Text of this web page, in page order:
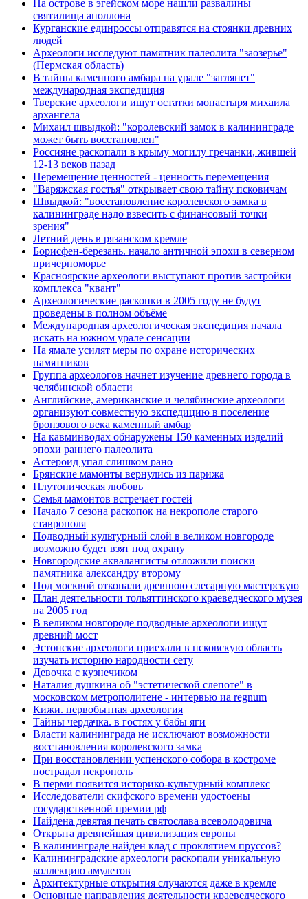
На острове в эгейском море нашли развалины
святилища аполлона
Курганские единроссы отправятся на стоянки древних
людей
Археологи исследуют памятник палеолита "заозерье"
(Пермская область)
В тайны каменного амбара на урале "заглянет"
международная экспедиция
Тверские археологи ищут остатки монастыря михаила
архангела
Михаил швыдкой: "королевский замок в калининграде
может быть восстановлен"
Россияне раскопали в крыму могилу гречанки, жившей
12-13 веков назад
Перемещение ценностей - ценность перемещения
"Варяжская гостья" открывает свою тайну псковичам
Швыдкой: "восстановление королевского замка в
калининграде надо взвесить с финансовый точки
зрения"
Летний день в рязанском кремле
Борисфен-березань. начало античной эпохи в северном
причерноморье
Красноярские археологи выступают против застройки
комплекса "квант"
Археологические раскопки в 2005 году не будут
проведены в полном объёме
Международная археологическая экспедиция начала
искать на южном урале сенсации
На ямале усилят меры по охране исторических
памятников
Группа археологов начнет изучение древнего города в
челябинской области
Английские, американские и челябинские археологи
организуют совместную экспедицию в поселение
бронзового века каменный амбар
На кавминводах обнаружены 150 каменных изделий
эпохи раннего палеолита
Астероид упал слишком рано
Брянские мамонты вернулись из парижа
Плутоническая любовь
Семья мамонтов встречает гостей
Начало 7 сезона раскопок на некрополе старого
ставрополя
Подводный культурный слой в великом новгороде
возможно будет взят под охрану
Новгородские аквалангисты отложили поиски
памятника александру второму
Под москвой откопали древнюю слесарную мастерскую
План деятельности тольяттинского краеведческого музея
на 2005 год
В великом новгороде подводные археологи ищут
древний мост
Эстонские археологи приехали в псковскую область
изучать историю народности сету
Девочка с кузнечиком
Наталия душкина об "эстетической слепоте" в
московском метрополитене - интервью иа regnum
Кижи. первобытная археология
Тайны чердачка. в гостях у бабы яги
Власти калининграда не исключают возможности
восстановления королевского замка
При восстановлении успенского собора в костроме
пострадал некрополь
В перми появится историко-культурный комплекс
Исследователи скифского времени удостоены
государственной премии рф
Найдена девятая печать святослава всеволодовича
Открыта древнейшая цивилизация европы
В калининграде найден клад с проклятием пруссов?
Калининградские археологи раскопали уникальную
коллекцию амулетов
Архитектурные открытия случаются даже в кремле
Основные направления деятельности краеведческого